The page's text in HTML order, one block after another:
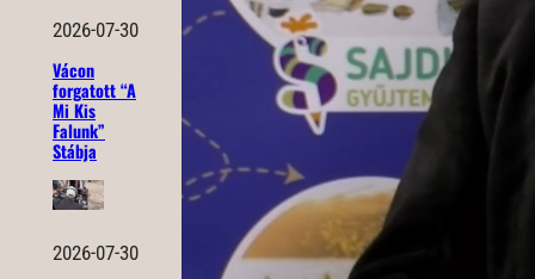
2026-07-30
Vácon
forgatott “A
Mi Kis
Falunk”
Stábja
2026-07-30